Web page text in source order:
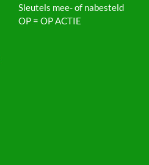
Sleutels mee- of nabesteld
OP = OP ACTIE